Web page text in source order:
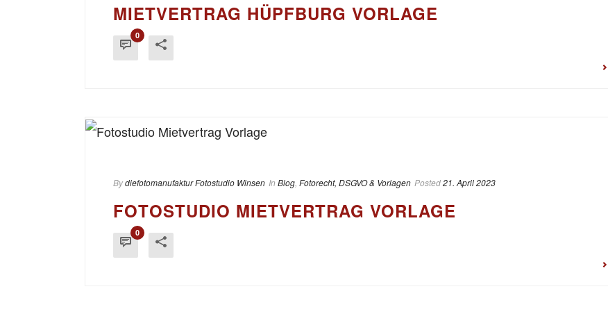
MIETVERTRAG HÜPFBURG VORLAGE
0
Bydiefotomanufaktur Fotostudio Winsen In Blog Fotorecht, DSGVO & Vorlagen Posted21. April 2023
FOTOSTUDIO MIETVERTRAG VORLAGE
0